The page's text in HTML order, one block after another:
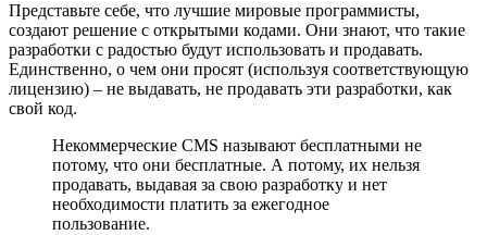
Представьте себе, что лучшие мировые программисты,
создают решение с открытыми кодами. Они знают, что такие
разработки с радостью будут использовать и продавать.
Единственно, о чем они просят (используя соответствующую
лицензию) – не выдавать, не продавать эти разработки, как
свой код.
Некоммерческие CMS называют бесплатными не
потому, что они бесплатные. А потому, их нельзя
продавать, выдавая за свою разработку и нет
необходимости платить за ежегодное
пользование.